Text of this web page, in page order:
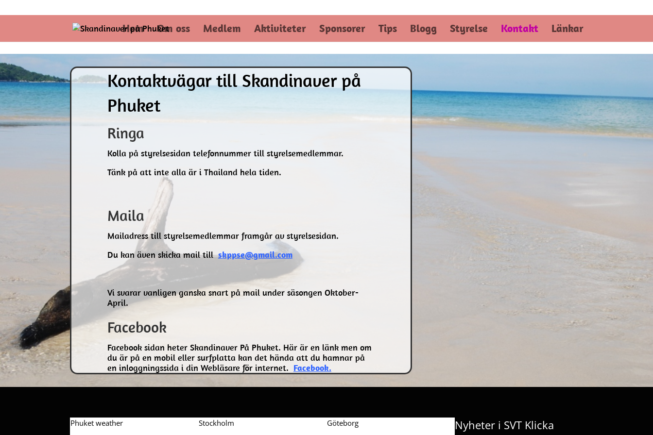
Hem Om oss Medlem Aktiviteter Sponsorer Tips Blogg Styrelse Kontakt Länkar
Kontaktvägar till Skandinaver på
Phuket
Ringa
Kolla på styrelsesidan telefonnummer till styrelsemedlemmar.
Tänk på att inte alla är i Thailand hela tiden.
Maila
Mailadress till styrelsemedlemmar framgår av styrelsesidan.
Du kan även skicka mail tillskppse@gmail.com
Vi svarar vanligen ganska snart på mail under säsongen Oktober-
April.
Facebook
Facebook sidan heter Skandinaver På Phuket. Här är en länk men om
du är på en mobil eller surfplatta kan det hända att du hamnar på
en inloggningssida i din Webläsare för internet. Facebook.
Phuket weather Stockholm Göteborg
Nyheter i SVT Klicka